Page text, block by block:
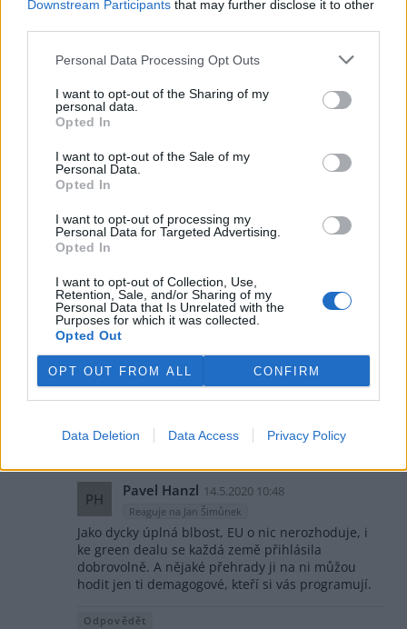
Downstream Participants that may further disclose it to other
Personal Data Processing Opt Outs
I want to opt-out of the Sharing of my
personal data.
Opted In
I want to opt-out of the Sale of my
Personal Data.
Opted In
I want to opt-out of processing my
Personal Data for Targeted Advertising.
Opted In
I want to opt-out of Collection, Use,
Retention, Sale, and/or Sharing of my
Personal Data that Is Unrelated with the
Purposes for which it was collected.
Opted Out
OPT OUT FROM ALL CONFIRM
Data Deletion Data Access Privacy Policy
PH Pavel Hanzl 14.5.2020 08:32
Stavět přehradu v Holštejně je úplná blbost, to
použitelné údolí Bílé vody je nádherný kousek chráněné
přírody, na Baldovec je to asi 2 km a v úzkém prostoru
by se stejně nic moc vody nenadrželo.
neprotestoval je přece normální podvod, musí to přece
projednat zastupitelstvo a písemně to odsouhlasit.
To je tím, že vláda běžně lže a podvádí, tak i ouředníci
žijeme v demokracii. V normální zemi by příslušný
ouřada na hodinu letěl.
Odpovědět
JŠ Jan Šimůnek 14.5.2020 10:40
Reaguje na Pavel Hanzl
Nicméně úplně stejně rozhoduje EU a úplně stejně
bylo rozhodnuto i o Green Dealu, i třeba o zákazu
žárovek. Takže ekologové dostávají jen svou vlastní
PH Pavel Hanzl 14.5.2020 10:48
Reaguje na Jan Šimůnek
Jako dycky úplná blbost, EU o nic nerozhoduje, i
ke green dealu se každá země přihlásila
dobrovolně. A nějaké přehrady ji na ni můžou
hodit jen ti demagogové, kteří si vás programují.
Odpovědět